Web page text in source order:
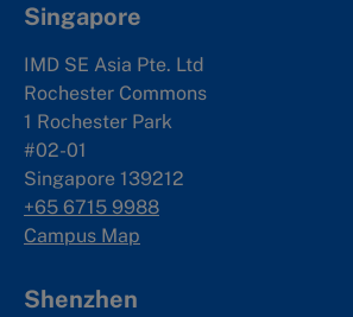
Singapore
IMD SE Asia Pte. Ltd
Rochester Commons
1 Rochester Park
#02-01
Singapore 139212
+65 6715 9988
Campus Map
Shenzhen